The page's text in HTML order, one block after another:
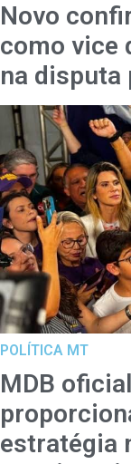
Novo
como vice
na disputa
POLÍTICA MT
MDB
estratégia